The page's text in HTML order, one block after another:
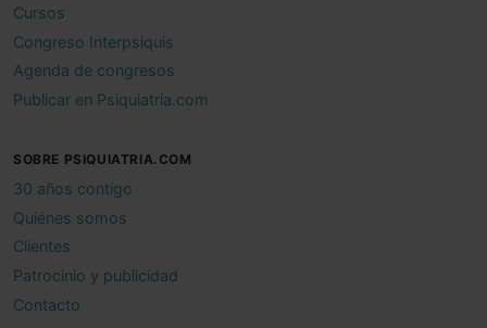
Cursos
Congreso Interpsiquis
Agenda de congresos
Publicar en Psiquiatria.com
SOBRE PSIQUIATRIA.COM
30 años contigo
Quiénes somos
Clientes
Patrocinio y publicidad
Contacto